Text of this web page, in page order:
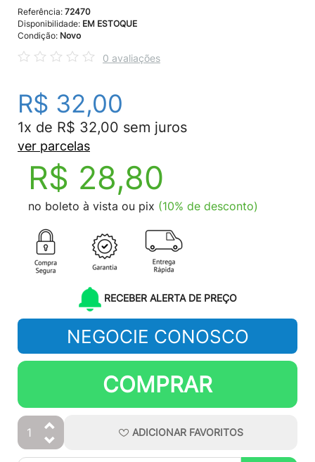
Referência: 72470
Disponibilidade: EM ESTOQUE
Condição: Novo
0 avaliações
R$ 32,00
1x de R$ 32,00 sem juros
ver parcelas
R$ 28,80
no boleto à vista ou pix (10% de desconto)
RECEBER ALERTA DE PREÇO
NEGOCIE CONOSCO
COMPRAR
ADICIONAR FAVORITOS